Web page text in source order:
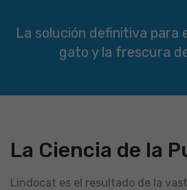
La solución definitiva para
gato y la frescura
La Ciencia de la
Lindocat es el resultado de la